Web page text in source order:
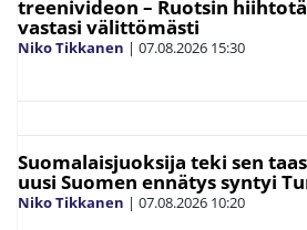
treenivideon – Ruotsin
vastasi välittömästi
Niko Tikkanen | 07.08.2026 15:30
Suomalaisjuoksija teki sen
uusi Suomen ennätys syntyi
Niko Tikkanen | 07.08.2026 10:20